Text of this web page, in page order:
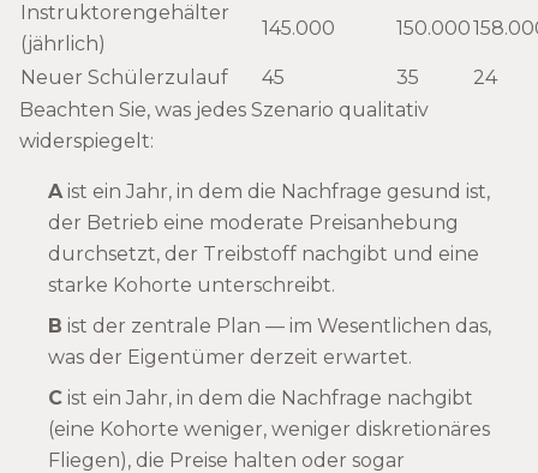
Instruktorengehälter
(jährlich)
145.000 150.000
Neuer Schülerzulauf 45 35
24
Beachten Sie, was jedes Szenario qualitativ
widerspiegelt:
Aist ein Jahr, in dem die Nachfrage gesund ist,
der Betrieb eine moderate Preisanhebung
durchsetzt, der Treibstoff nachgibt und eine
starke Kohorte unterschreibt.
B ist der zentrale Plan — im Wesentlichen das,
was der Eigentümer derzeit erwartet.
C ist ein Jahr, in dem die Nachfrage nachgibt
(eine Kohorte weniger, weniger diskretionäres
Fliegen), die Preise halten oder sogar